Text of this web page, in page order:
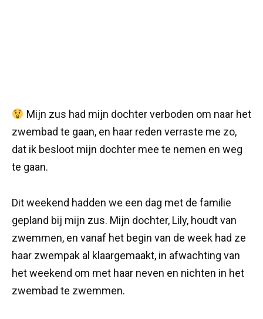
Mijn zus had mijn dochter verboden om naar het
zwembad te gaan, en haar reden verraste me zo,
dat ik besloot mijn dochter mee te nemen en weg
te gaan.
Dit weekend hadden we een dag met de familie
gepland bij mijn zus. Mijn dochter, Lily, houdt van
zwemmen, en vanaf het begin van de week had ze
haar zwempak al klaargemaakt, in afwachting van
het weekend om met haar neven en nichten in het
zwembad te zwemmen.